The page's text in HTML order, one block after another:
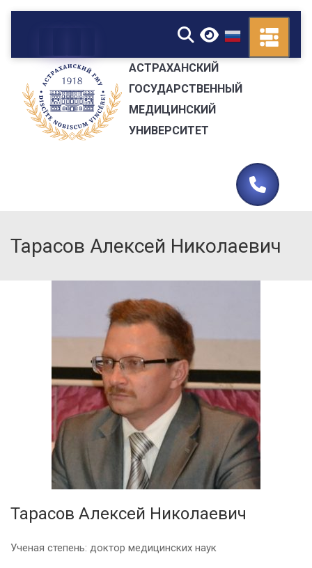
▼
АСТРАХАНСКИЙ
ГОСУДАРСТВЕННЫЙ
МЕДИЦИНСКИЙ
УНИВЕРСИТЕТ
Тарасов Алексей Николаевич
Тарасов Алексей Николаевич
Ученая степень: доктор медицинских наук